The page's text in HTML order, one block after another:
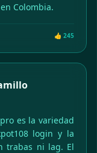
Colombia.
👍 245
es la variedad
login y la
trabas ni lag. El